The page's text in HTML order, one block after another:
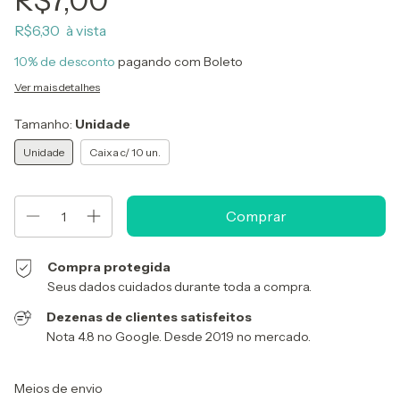
R$6,30
10% de desconto pagando com Boleto
Ver mais detalhes
Tamanho: Unidade
Unidade Caixa c/ 10 un.
Compra protegida
Seus dados cuidados durante toda a compra.
Dezenas de clientes satisfeitos
Nota 4.8 no Google. Desde 2019 no mercado.
Entregas para o CEP:
Meios de envio